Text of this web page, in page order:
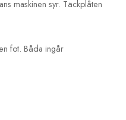
maskinen syr. Täckplåten
fot. Båda ingår